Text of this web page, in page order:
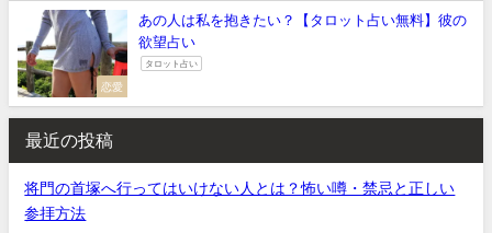
恋愛
あの人は私を抱きたい？【タロット占い無料】彼の
欲望占い
タロット占い
最近の投稿
将門の首塚へ行ってはいけない人とは？怖い噂・禁忌と正しい
参拝方法